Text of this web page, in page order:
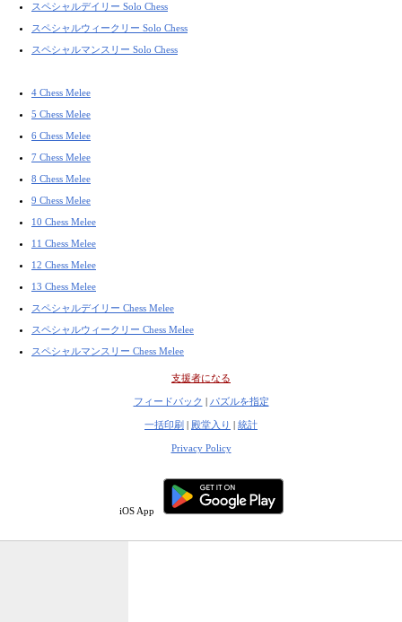
スペシャルデイリー Solo Chess
スペシャルウィークリー Solo Chess
スペシャルマンスリー Solo Chess
4 Chess Melee
5 Chess Melee
6 Chess Melee
7 Chess Melee
8 Chess Melee
9 Chess Melee
10 Chess Melee
11 Chess Melee
12 Chess Melee
13 Chess Melee
スペシャルデイリー Chess Melee
スペシャルウィークリー Chess Melee
スペシャルマンスリー Chess Melee
支援者になる
フィードバック | パズルを指定
一括印刷 | 殿堂入り | 統計
Privacy Policy
iOS App